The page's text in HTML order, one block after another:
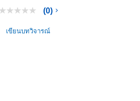
ไม่มี
คะแนน
(0)
เขียนบทวิจารณ์